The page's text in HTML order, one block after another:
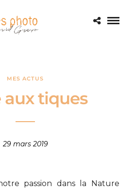
MES ACTUS
aux tiques
29 mars 2019
passion dans la Nature